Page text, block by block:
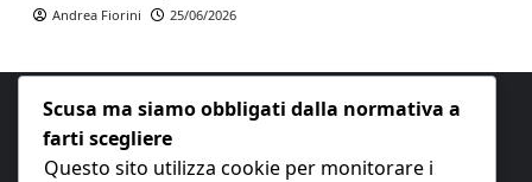
Andrea Fiorini 25/06/2026
Scusa ma siamo obbligati dalla normativa a
farti scegliere
Questo sito utilizza cookie per monitorare i